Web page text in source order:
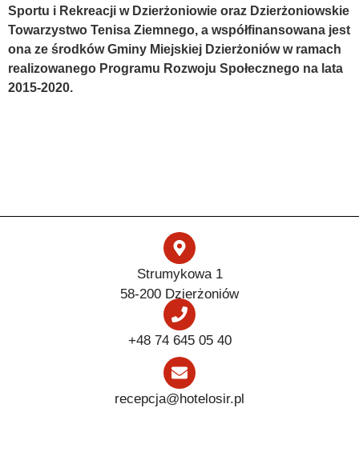
Sportu i Rekreacji w Dzierżoniowie oraz Dzierżoniowskie
Towarzystwo Tenisa Ziemnego, a współfinansowana jest
ona ze środków Gminy Miejskiej Dzierżoniów w ramach
realizowanego Programu Rozwoju Społecznego na lata
2015-2020.
Strumykowa 1
58-200 Dzierżoniów
+48 74 645 05 40
recepcja@hotelosir.pl